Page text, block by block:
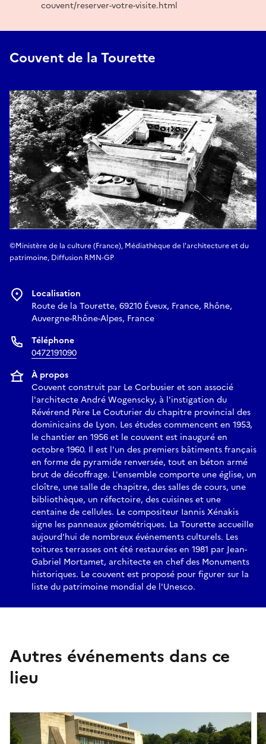
couvent/reserver-votre-visite.html
Couvent de la Tourette
©Ministère de la culture (France), Médiathèque de l'architecture et du
patrimoine, Diffusion RMN-GP
Localisation
Route de la Tourette, 69210 Éveux, France, Rhône,
Auvergne-Rhône-Alpes, France
Téléphone
0472191090
À propos
Couvent construit par Le Corbusier et son associé
l'architecte André Wogenscky, à l'instigation du
Révérend Père Le Couturier du chapitre provincial des
dominicains de Lyon. Les études commencent en 1953,
le chantier en 1956 et le couvent est inauguré en
octobre 1960. Il est l'un des premiers bâtiments français
en forme de pyramide renversée, tout en béton armé
brut de décoffrage. L'ensemble comporte une église, un
cloître, une salle de chapitre, des salles de cours, une
bibliothèque, un réfectoire, des cuisines et une
centaine de cellules. Le compositeur Iannis Xénakis
signe les panneaux géométriques. La Tourette accueille
aujourd'hui de nombreux événements culturels. Les
toitures terrasses ont été restaurées en 1981 par Jean-
Gabriel Mortamet, architecte en chef des Monuments
historiques. Le couvent est proposé pour figurer sur la
liste du patrimoine mondial de l'Unesco.
Autres événements dans ce
lieu